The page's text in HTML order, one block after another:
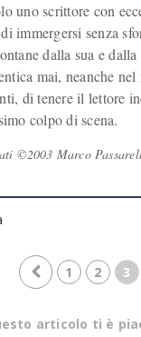
uno scrittore con
immergersi senza
dalla sua e dalla
mai, neanche
di tenere il lettore
colpo di scena.
©2003 Marco
1 2 3
articolo ti è